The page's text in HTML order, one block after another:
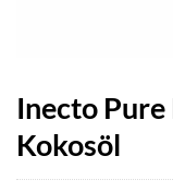
Inecto
Kokosöl